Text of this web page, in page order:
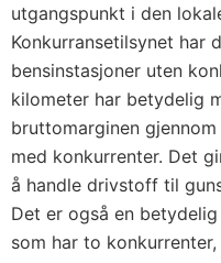
utgangspunkt i den
Konkurransetilsynet har
bensinstasjoner uten
kilometer har betydelig
bruttomarginen
med konkurrenter. Det
å handle drivstoff til
Det er også en
som har to